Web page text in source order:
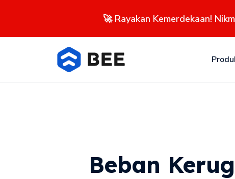
🚀 Rayakan Kemerdekaan!
Beban